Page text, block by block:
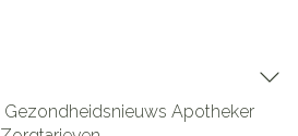
Gezondheidsnieuws Apotheker